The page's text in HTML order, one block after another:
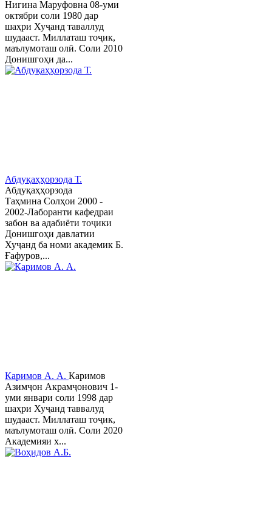
Нигина Маруфовна 08-уми
октябри соли 1980 дар
шаҳри Хуҷанд таваллуд
шудааст. Миллаташ тоҷик,
маълумоташ олӣ. Соли 2010
Донишгоҳи да...
Абдуқаҳҳорзода Т.
Абдуқаҳҳорзода
Таҳмина Солҳои 2000 -
2002-Лаборанти кафедраи
забон ва адабиёти тоҷики
Донишгоҳи давлатии
Хуҷанд ба номи академик Б.
Ғафуров,...
Каримов А. А. Каримов
Азимҷон Акрамҷонович 1-
уми январи соли 1998 дар
шаҳри Хуҷанд таввалуд
шудааст. Миллаташ тоҷик,
маълумоташ олӣ. Соли 2020
Академияи х...